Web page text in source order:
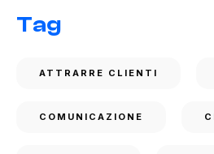
Tag
ATTRARRE CLIENTI
COMUNICAZIONE